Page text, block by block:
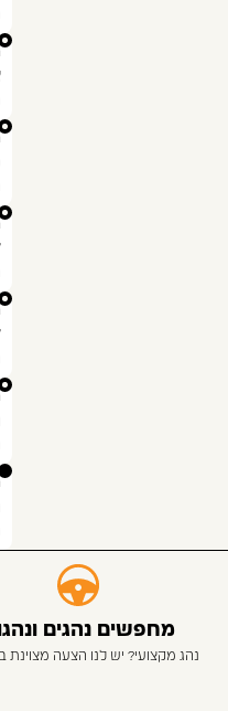
מחפשים נהגים
נהג מקצועי? יש לנו הצעה מצוינת